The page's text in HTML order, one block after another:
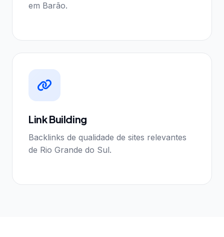
em Barão.
Link Building
Backlinks de qualidade de sites relevantes
de Rio Grande do Sul.